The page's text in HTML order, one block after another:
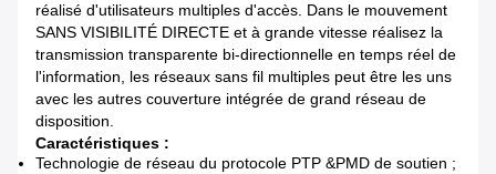
réalisé d'utilisateurs multiples d'accès. Dans le mouvement
SANS VISIBILITÉ DIRECTE et à grande vitesse réalisez la
transmission transparente bi-directionnelle en temps réel de
l'information, les réseaux sans fil multiples peut être les uns
avec les autres couverture intégrée de grand réseau de
disposition.
Caractéristiques :
Technologie de réseau du protocole PTP &PMD de soutien ;